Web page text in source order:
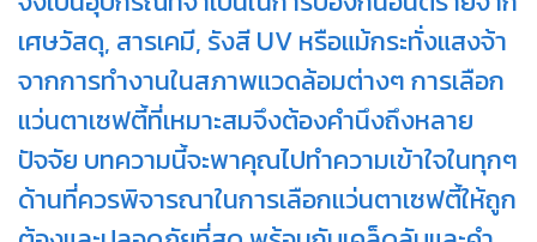
เศษวัสดุ, สารเคมี, รังสี UV หรือแม้กระทั่งแสงจ้า
จากการทำงานในสภาพแวดล้อมต่างๆ การเลือก
แว่นตาเซฟตี้ที่เหมาะสมจึงต้องคำนึงถึงหลาย
ปัจจัย บทความนี้จะพาคุณไปทำความเข้าใจในทุกๆ
ด้านที่ควรพิจารณาในการเลือกแว่นตาเซฟตี้ให้ถูก